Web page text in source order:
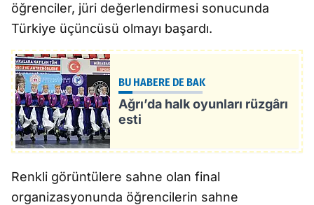
öğrenciler, jüri değerlendirmesi sonucunda
Türkiye üçüncüsü olmayı başardı.
BU HABERE DE BAK
Ağrı’da halk oyunları rüzgârı
esti
Renkli görüntülere sahne olan final
organizasyonunda öğrencilerin sahne